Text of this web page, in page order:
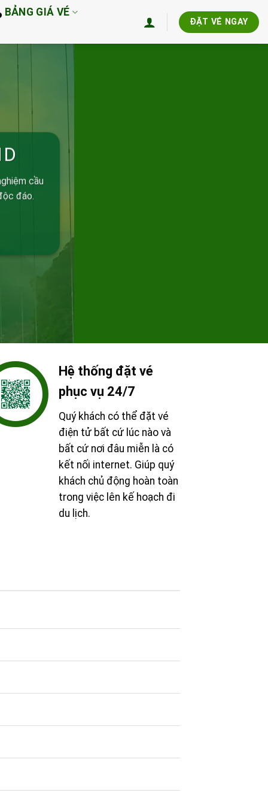
BẢNG GIÁ VÉ
ĐẶT VÉ NGAY
cầu
đáo.
Hệ thống đặt vé
phục vụ 24/7
Quý khách có thể đặt vé
điện tử bất cứ lúc nào và
bất cứ nơi đâu miễn là có
kết nối internet. Giúp quý
khách chủ động hoàn toàn
trong việc lên kế hoạch đi
du lịch.